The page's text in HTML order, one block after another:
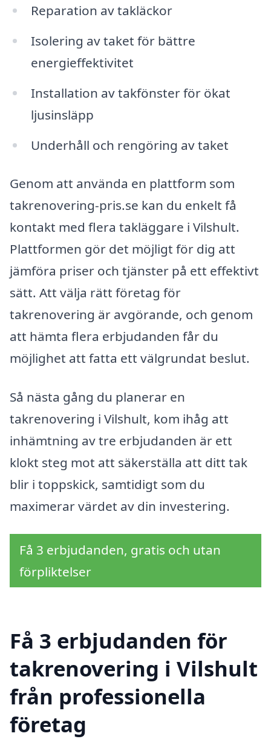
Reparation av takläckor
Isolering av taket för bättre
energieffektivitet
Installation av takfönster för ökat
ljusinsläpp
Underhåll och rengöring av taket
Genom att använda en plattform som
takrenovering-pris.se kan du enkelt få
kontakt med flera takläggare i Vilshult.
Plattformen gör det möjligt för dig att
jämföra priser och tjänster på ett effektivt
sätt. Att välja rätt företag för
takrenovering är avgörande, och genom
att hämta flera erbjudanden får du
möjlighet att fatta ett välgrundat beslut.
Så nästa gång du planerar en
takrenovering i Vilshult, kom ihåg att
inhämtning av tre erbjudanden är ett
klokt steg mot att säkerställa att ditt tak
blir i toppskick, samtidigt som du
maximerar värdet av din investering.
Få 3 erbjudanden, gratis och utan
förpliktelser
Få 3 erbjudanden för
takrenovering i Vilshult
från professionella
företag